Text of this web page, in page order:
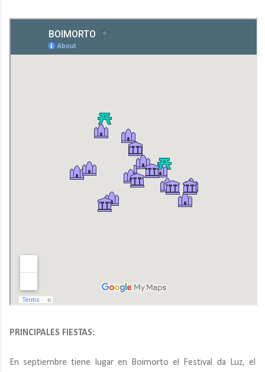
PRINCIPALES FIESTAS:
En septiembre tiene lugar en Boimorto el Festival da Luz, el